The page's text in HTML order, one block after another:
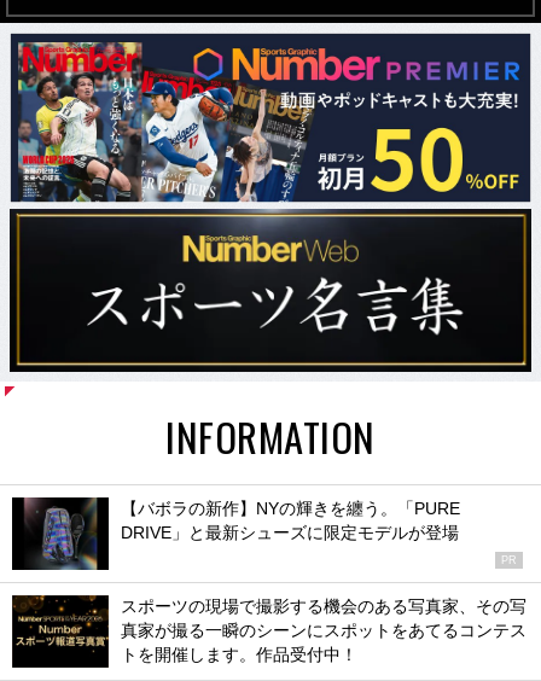
INFORMATION
【バボラの新作】NYの輝きを纏う。「PURE
DRIVE」と最新シューズに限定モデルが登場
PR
スポーツの現場で撮影する機会のある写真家、その写
真家が撮る一瞬のシーンにスポットをあてるコンテス
トを開催します。作品受付中！